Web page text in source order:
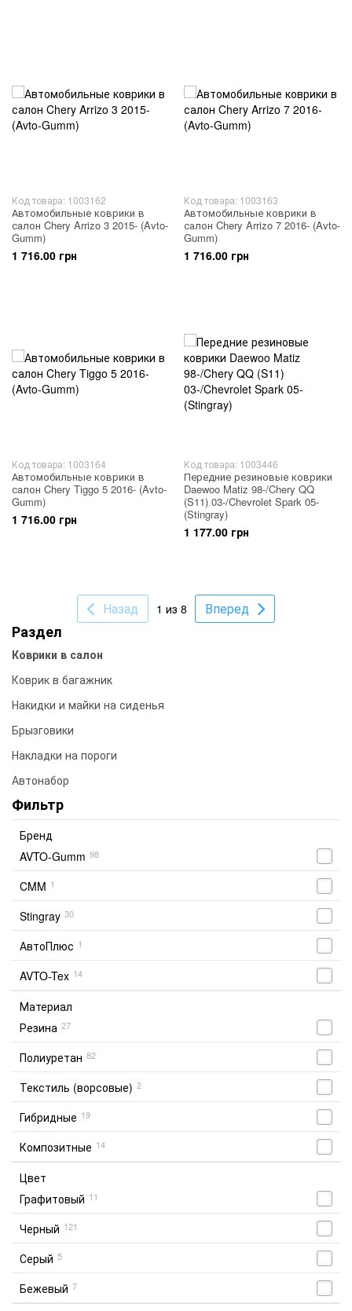
Код товара: 1003162
Автомобильные коврики в
салон Chery Arrizo 3 2015- (Avto-
Gumm)
1 716.00 грн
Код товара: 1003163
Автомобильные коврики в
салон Chery Arrizo 7 2016- (Avto-
Gumm)
1 716.00 грн
Код товара: 1003164
Автомобильные коврики в
салон Chery Tiggo 5 2016- (Avto-
Gumm)
1 716.00 грн
Код товара: 1003446
Передние резиновые коврики
Daewoo Matiz 98-/Chery QQ
(S11) 03-/Chevrolet Spark 05-
(Stingray)
1 177.00 грн
Назад 1 из 8 Вперед
Раздел
Коврики в салон
Коврик в багажник
Накидки и майки на сиденья
Брызговики
Накладки на пороги
Автонабор
Фильтр
Бренд
AVTO-Gumm 98
CMM 1
Stingray 30
АвтоПлюс 1
AVTO-Tex 14
Материал
Резина 27
Полиуретан 82
Текстиль (ворсовые) 2
Гибридные 19
Композитные 14
Цвет
Графитовый 11
Черный 121
Серый 5
Бежевый 7